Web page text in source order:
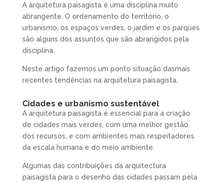
A arquitetura paisagista é uma disciplina muito
abrangente. O ordenamento do território, o
urbanismo, os espaços verdes, o jardim e os parques
são alguns dos assuntos que são abrangidos pela
disciplina.
Neste artigo fazemos um ponto situação dasmais
recentes tendências na arquitetura paisagista.
Cidades e urbanismo sustentável
A arquitetura paisagista é essencial para a criação
de cidades mais verdes, com uma melhor gestão
dos recursos, e com ambientes mais respeitadores
da escala humana e do meio ambiente.
Algumas das contribuições da arquitectura
paisagista para o desenho das cidades passam pela